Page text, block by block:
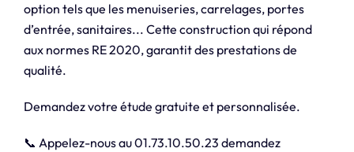
option tels que les menuiseries, carrelages, portes
d’entrée, sanitaires... Cette construction qui répond
aux normes RE 2020, garantit des prestations de
qualité.
Demandez votre étude gratuite et personnalisée.
📞 Appelez-nous au 01.73.10.50.23 demandez